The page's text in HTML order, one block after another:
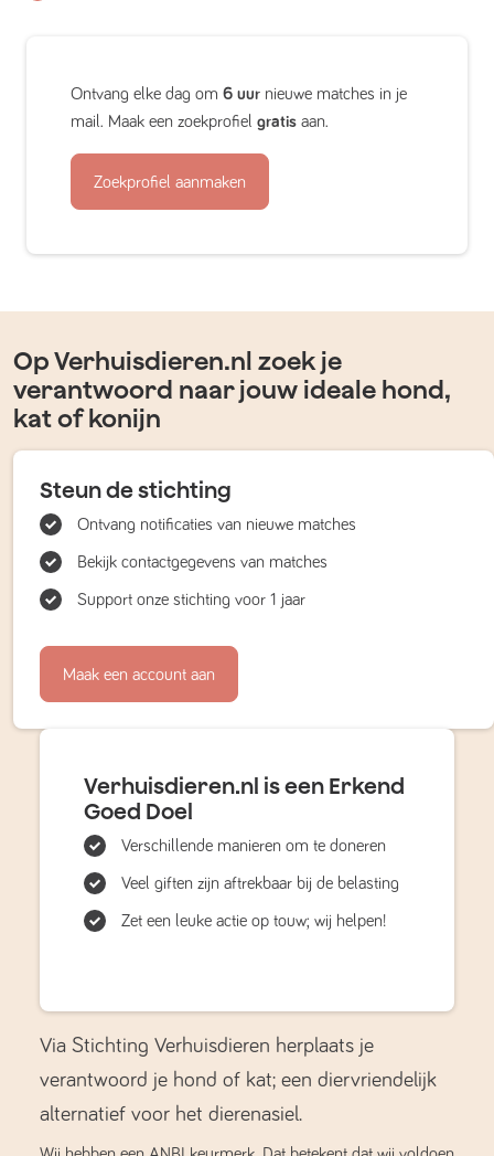
Ontvang elke dag om 6 uur nieuwe matches in je
mail. Maak een zoekprofiel gratis aan.
Zoekprofiel aanmaken
Op Verhuisdieren.nl zoek je
verantwoord naar jouw ideale hond,
kat of konijn
Steun de stichting
Ontvang notificaties van nieuwe matches
Bekijk contactgegevens van matches
Support onze stichting voor 1 jaar
Maak een account aan
Verhuisdieren.nl is een Erkend
Goed Doel
Verschillende manieren om te doneren
Veel giften zijn aftrekbaar bij de belasting
Zet een leuke actie op touw; wij helpen!
Via Stichting Verhuisdieren herplaats je
verantwoord je hond of kat; een diervriendelijk
alternatief voor het dierenasiel.